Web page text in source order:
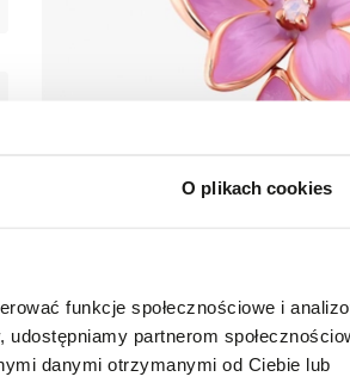
O plikach cookies
funkcje społecznościowe i
partnerom
danymi otrzymanymi od Ciebie lub